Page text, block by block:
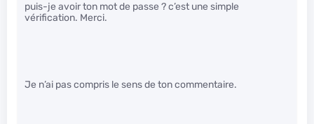
puis-je avoir ton mot de passe ? c’est une simple
vérification. Merci.
Je n’ai pas compris le sens de ton commentaire.